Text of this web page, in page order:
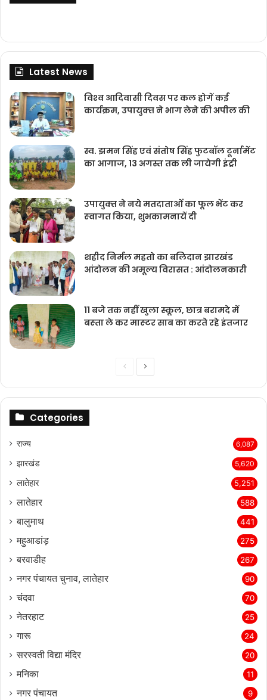
Latest News
विश्‍व आदिवासी दिवस पर कल होगें कई
कार्यक्रम, उपायुक्‍त ने भाग लेने की अपील की
स्व. झमन सिंह एवं संतोष सिंह फुटबॉल टूर्नामेंट
का आगाज, 13 अगस्त तक ली जायेगी इंट्री
उपायुक्‍त ने नये मतदाताओंं का फूल भेंट कर
स्‍वागत किया, शुभकामनायें दी
शहीद निर्मल महतो का बलिदान झारखंड
आंदोलन की अमूल्य विरासत : आंदोलनकारी
11 बजे तक नहीं खुला स्कूल, छात्र बरामदे में
बस्‍ता ले कर मास्‍टर साब का करते रहे इंतजार
PreviousNext
Categories
राज्‍य 6,087
झारखंड 5,620
लातेहार 5,251
लातेहार 588
बालुमाथ 441
महुआडांड़ 275
बरवाडीह 267
नगर पंचायत चुनाव, लातेहार 90
चंदवा 70
नेतरहाट 25
गारू 24
सरस्‍वती विद्या मंदिर 20
मनिका 11
नगर पंचायत 9